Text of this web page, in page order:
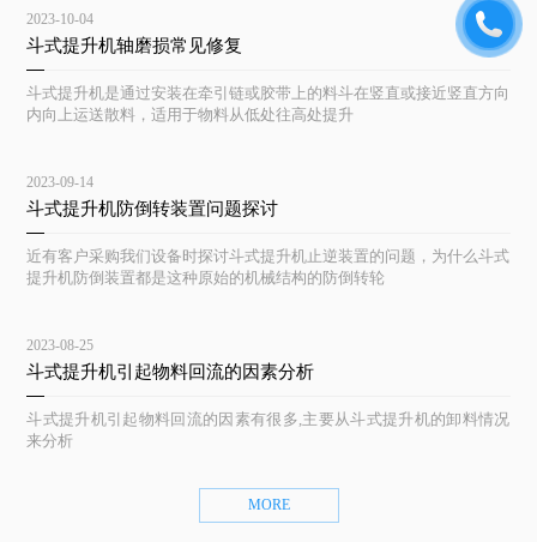
2023-10-04
斗式提升机轴磨损常见修复
斗式提升机是通过安装在牵引链或胶带上的料斗在竖直或接近竖直方向
内向上运送散料，适用于物料从低处往高处提升
2023-09-14
斗式提升机防倒转装置问题探讨
近有客户采购我们设备时探讨斗式提升机止逆装置的问题，为什么斗式
提升机防倒装置都是这种原始的机械结构的防倒转轮
2023-08-25
斗式提升机引起物料回流的因素分析
斗式提升机引起物料回流的因素有很多,主要从斗式提升机的卸料情况
来分析
MORE